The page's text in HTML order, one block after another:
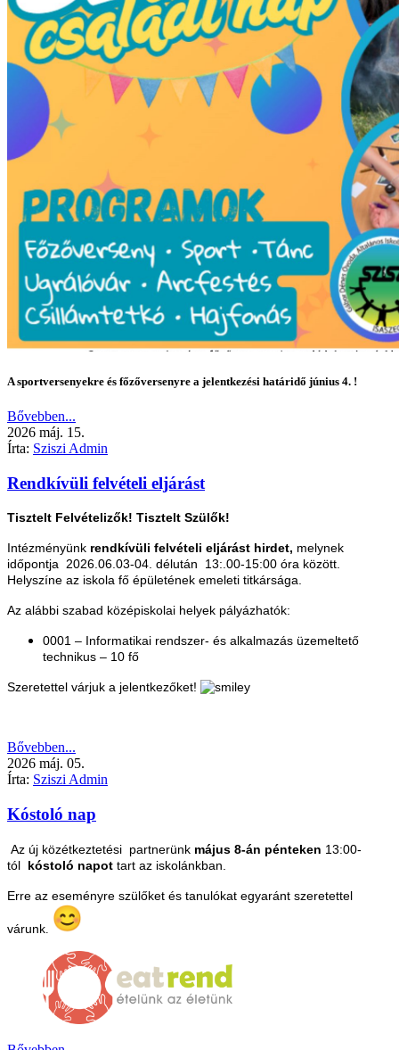
A sportversenyekre és főzőversenyre a jelentkezési határidő június 4. !
Bővebben...
2026 máj. 15.
Írta: Sziszi Admin
Rendkívüli felvételi eljárást
Tisztelt Felvételizők! Tisztelt Szülők!
Intézményünk rendkívüli felvételi eljárást hirdet, melynek
időpontja 2026.06.03-04. délután 13:.00-15:00 óra között.
Helyszíne az iskola fő épületének emeleti titkársága.
Az alábbi szabad középiskolai helyek pályázhatók:
0001 – Informatikai rendszer- és alkalmazás üzemeltető
technikus – 10 fő
Szeretettel várjuk a jelentkezőket!
Bővebben...
2026 máj. 05.
Írta: Sziszi Admin
Kóstoló nap
Az új közétkeztetési partnerünk május 8-án pénteken 13:00-
tól kóstoló napot tart az iskolánkban.
Erre az eseményre szülőket és tanulókat egyaránt szeretettel
várunk